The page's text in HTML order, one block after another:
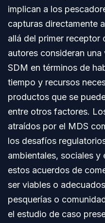
implican a los
capturas directamente
allá del primer receptor
autores consideran
SDM en términos de
tiempo y recursos
productos que se
entre otros factores.
atraídos por el MDS
los desafíos
ambientales, sociales y
estos acuerdos de
ser viables o
pesquerías o
el estudio de caso